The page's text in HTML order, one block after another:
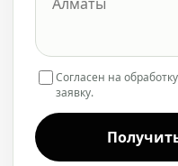
Согласен на
заявку.